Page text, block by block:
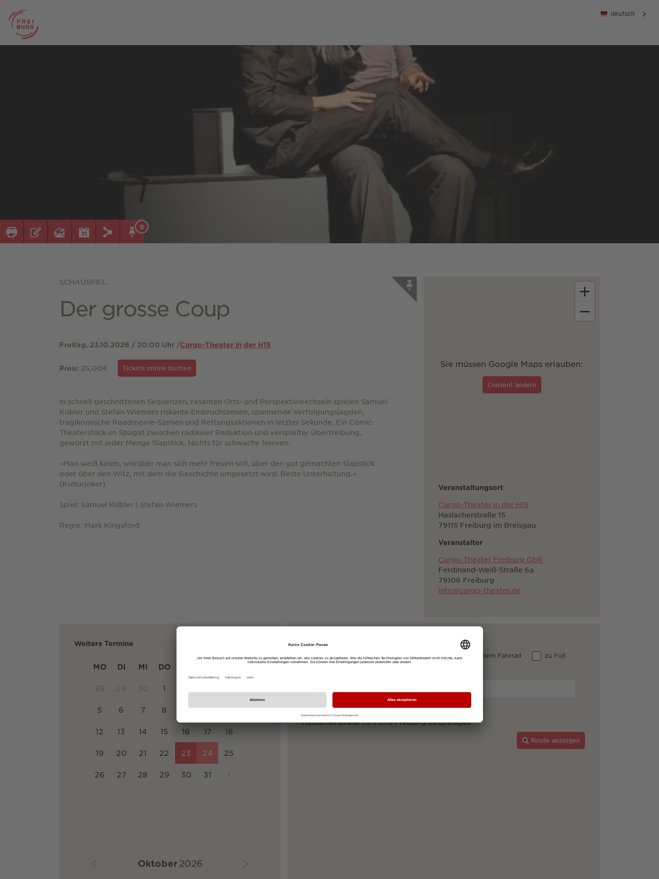
deutsch
0
SCHAUSPIEL
Der grosse Coup
Freitag, 23.10.2026 / 20:00 Uhr /Cargo-Theater in der H15
Preis: 25,00€ Tickets online buchen
In schnell geschnittenen Sequenzen, rasanten Orts- und Perspektivwechseln spielen Samuel
Kübler und Stefan Wiemers riskante Einbruchszenen, spannende Verfolgungsjagden,
tragikomische Roadmovie-Szenen und Rettungsaktionen in letzter Sekunde. Ein Comic-
Theaterstück im Spagat zwischen radikaler Reduktion und verspielter Übertreibung,
gewürzt mit jeder Menge Slapstick. Nichts für schwache Nerven.
»Man weiß kaum, worüber man sich mehr freuen soll, über den gut gemachten Slapstick
oder über den Witz, mit dem die Geschichte umgesetzt wird. Beste Unterhaltung.«
(Kulturjoker)
Spiel: Samuel Kübler | Stefan Wiemers
Regie: Mark Kingsford
Sie müssen Google Maps erlauben:
Consent ändern
+
−
Veranstaltungsort
Cargo-Theater in der H15
Haslacherstraße 15
79115 Freiburg im Breisgau
Veranstalter
Cargo-Theater Freiburg GbR
Ferdinand-Weiß-Straße 6a
79106 Freiburg
info@cargo-theater.de
Weitere Termine
Oktober 2026
MO DI MI DO
28 29 30 1
5 6 7 8 9 10 11
12 13 14 15 16 17 18
19 20 21 22 23 24 25
26 27 28 29 30 31 1
Anreise mit:
öffentlichen Verkehrsmitteln dem Auto dem Fahrrad zu Fuß
Haslacherstraße 15, 79115 Freiburg im Breisgau
Route anzeigen